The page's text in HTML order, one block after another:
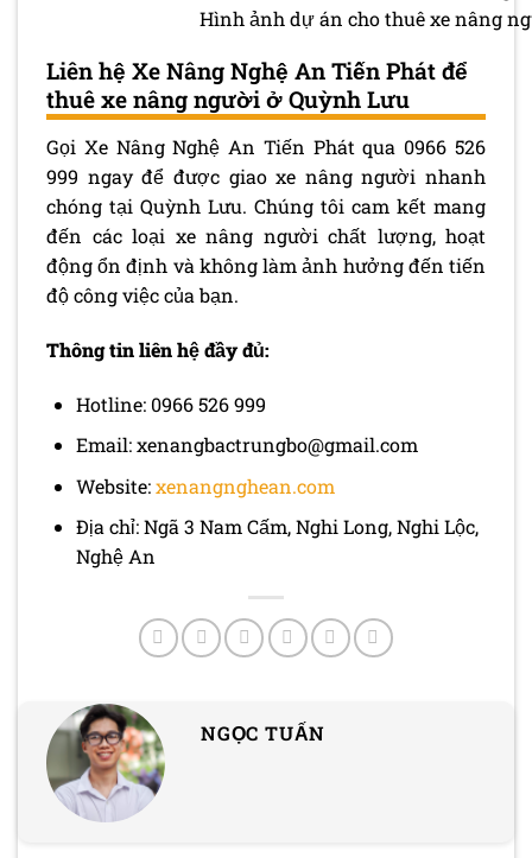
Hình ảnh dự án cho thuê xe nâng
Liên hệ Xe Nâng Nghệ An Tiến Phát để
thuê xe nâng người ở Quỳnh Lưu
Gọi Xe Nâng Nghệ An Tiến Phát qua 0966 526
999 ngay để được giao xe nâng người nhanh
chóng tại Quỳnh Lưu. Chúng tôi cam kết mang
đến các loại xe nâng người chất lượng, hoạt
động ổn định và không làm ảnh hưởng đến tiến
độ công việc của bạn.
Thông tin liên hệ đầy đủ:
Hotline: 0966 526 999
Email: xenangbactrungbo@gmail.com
Website:xenangnghean.com
Địa chỉ: Ngã 3 Nam Cấm, Nghi Long, Nghi Lộc,
Nghệ An
NGỌC TUẤN